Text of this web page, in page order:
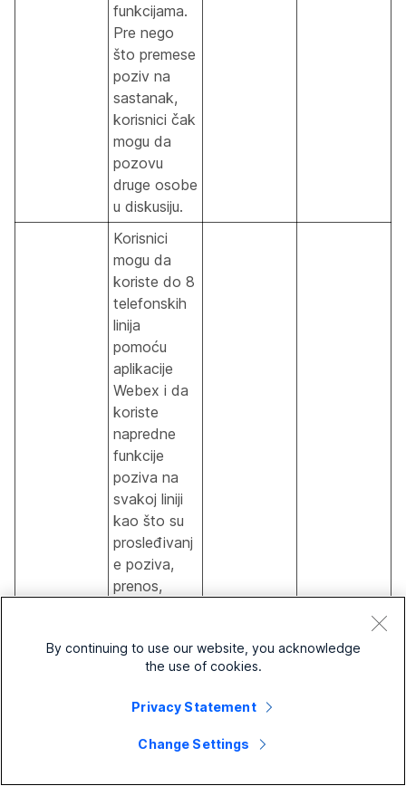
funkcijama.
Pre nego
što premese
poziv na
sastanak,
korisnici čak
mogu da
pozovu
druge osobe
u diskusiju.
Korisnici
mogu da
koriste do 8
telefonskih
linija
pomoću
aplikacije
Webex i da
koriste
napredne
funkcije
poziva na
svakoj liniji
kao što su
prosleđivanj
e poziva,
prenos,
deljene linije
i govorna
Takođe
mogu da
različite
By continuing to use our website, you acknowledge
the use of cookies.
Privacy Statement
Change Settings